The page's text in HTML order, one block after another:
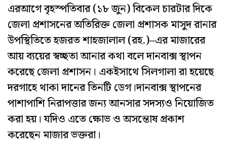
এরআগে বৃহস্পতিবার (১৮ জুন) বিকেল চারটার দিকে
জেলা প্রশাসনের অতিরিক্ত জেলা প্রশাসক মাসুদ রানার
উপস্থিতিতে হজরত শাহজালাল (রহ.)–এর মাজারের
আয় ব্যয়ের স্বচ্ছতা আনার কথা বলে দানবাক্স স্থাপন
করেছে জেলা প্রশাসন। একইসাথে সিলগালা রা হয়েছে
দরগাহে থাকা দানের তিনটি ডেগ।দানবাক্স স্থাপনের
পাশাপাশি নিরাপত্তার জন্য আনসার সদস্যও নিয়োজিত
করা হয়। যদিও এতে ক্ষোভ ও অসন্তোষ প্রকাশ
করেছেন মাজার ভক্তরা।